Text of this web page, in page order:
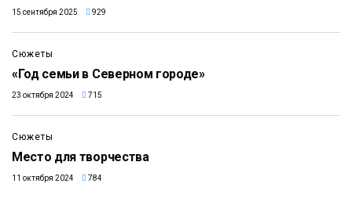
15 сентября 2025 929
2:36
Сюжеты
«Год семьи в Северном городе»
23 октября 2024 715
2:49
Сюжеты
Место для творчества
11 октября 2024 784